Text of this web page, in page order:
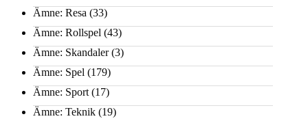
Ämne: Resa (33)
Ämne: Rollspel (43)
Ämne: Skandaler(3)
Ämne: Spel (179)
Ämne: Sport (17)
Ämne: Teknik (19)